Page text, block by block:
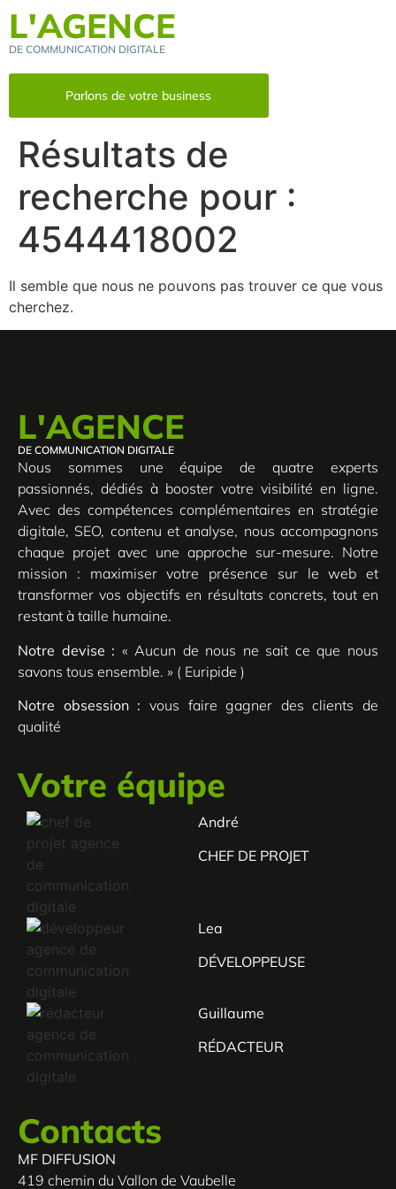
L'AGENCE
DE COMMUNICATION DIGITALE
Parlons de votre business
Résultats de
recherche pour :
4544418002
Il semble que nous ne pouvons pas trouver ce que vous
cherchez.
L'AGENCE
DE COMMUNICATION DIGITALE
Nous sommes une équipe de quatre experts
passionnés, dédiés à booster votre visibilité en ligne.
Avec des compétences complémentaires en stratégie
digitale, SEO, contenu et analyse, nous accompagnons
chaque projet avec une approche sur-mesure. Notre
mission : maximiser votre présence sur le web et
transformer vos objectifs en résultats concrets, tout en
restant à taille humaine.
Notre devise : « Aucun de nous ne sait ce que nous
savons tous ensemble. » ( Euripide )
Notre obsession : vous faire gagner des clients de
qualité
Votre équipe
André
CHEF DE PROJET
Lea
DÉVELOPPEUSE
Guillaume
RÉDACTEUR
Contacts
MF DIFFUSION
419 chemin du Vallon de Vaubelle